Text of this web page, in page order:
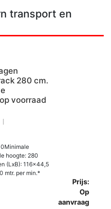
transport en
280 cm.
voorraad
hoogte: 280
(LxB): 116x44,5
mtr. per min.*
Prijs:
Op
aanvraag